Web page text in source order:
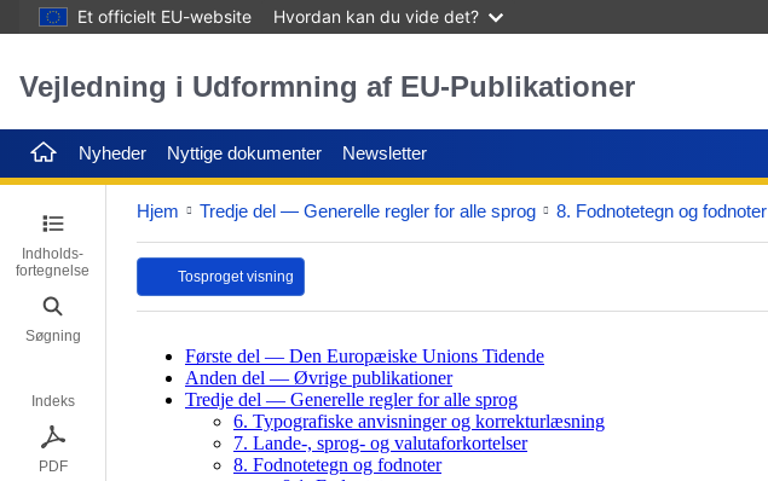
Et officielt EU-website Hvordan kan du vide det?
Vejledning i Udformning af EU-Publikationer
Nyheder Nyttige dokumenter Newsletter
Indholds­
fortegnelse
Søgning
Indeks
PDF
Hjem Tredje del — Generelle regler for alle sprog 8. Fodnotetegn og fodnoter
Tosproget visning